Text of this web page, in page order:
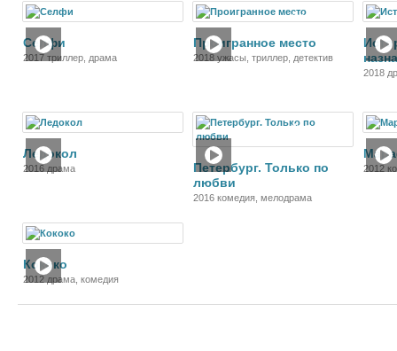
Селфи
2017 триллер, драма
Фильм
Проигранное место
2018 ужасы, триллер, детектив
2018
Ледокол
2016 драма
Фильм
Петербург. Только по
любви
2016 комедия, мелодрама
2012
Кококо
2012 драма, комедия